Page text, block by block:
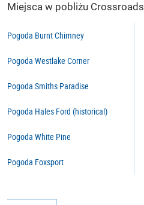
Miejsca w pobliżu Crossroads
Pogoda Burnt Chimney
Pogoda Westlake Corner
Pogoda Smiths Paradise
Pogoda Hales Ford (historical)
Pogoda White Pine
Pogoda Foxsport